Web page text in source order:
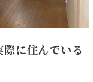
に住んでいる